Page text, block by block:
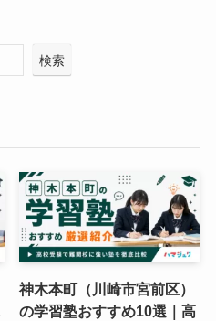
検索
神木本町（川崎市宮前区）
の学習塾おすすめ10選｜高